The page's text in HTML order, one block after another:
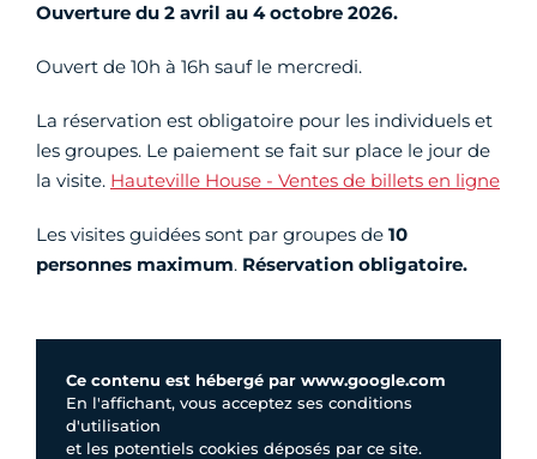
Ouverture du 2 avril au 4 octobre 2026.
Ouvert de 10h à 16h sauf le mercredi.
La réservation est obligatoire pour les individuels et
les groupes. Le paiement se fait sur place le jour de
la visite. Hauteville House - Ventes de billets en ligne
Les visites guidées sont par groupes de 10
personnes maximum. Réservation obligatoire.
Ce contenu est hébergé par www.google.com
En l'affichant, vous acceptez ses conditions
d'utilisation
et les potentiels cookies déposés par ce site.